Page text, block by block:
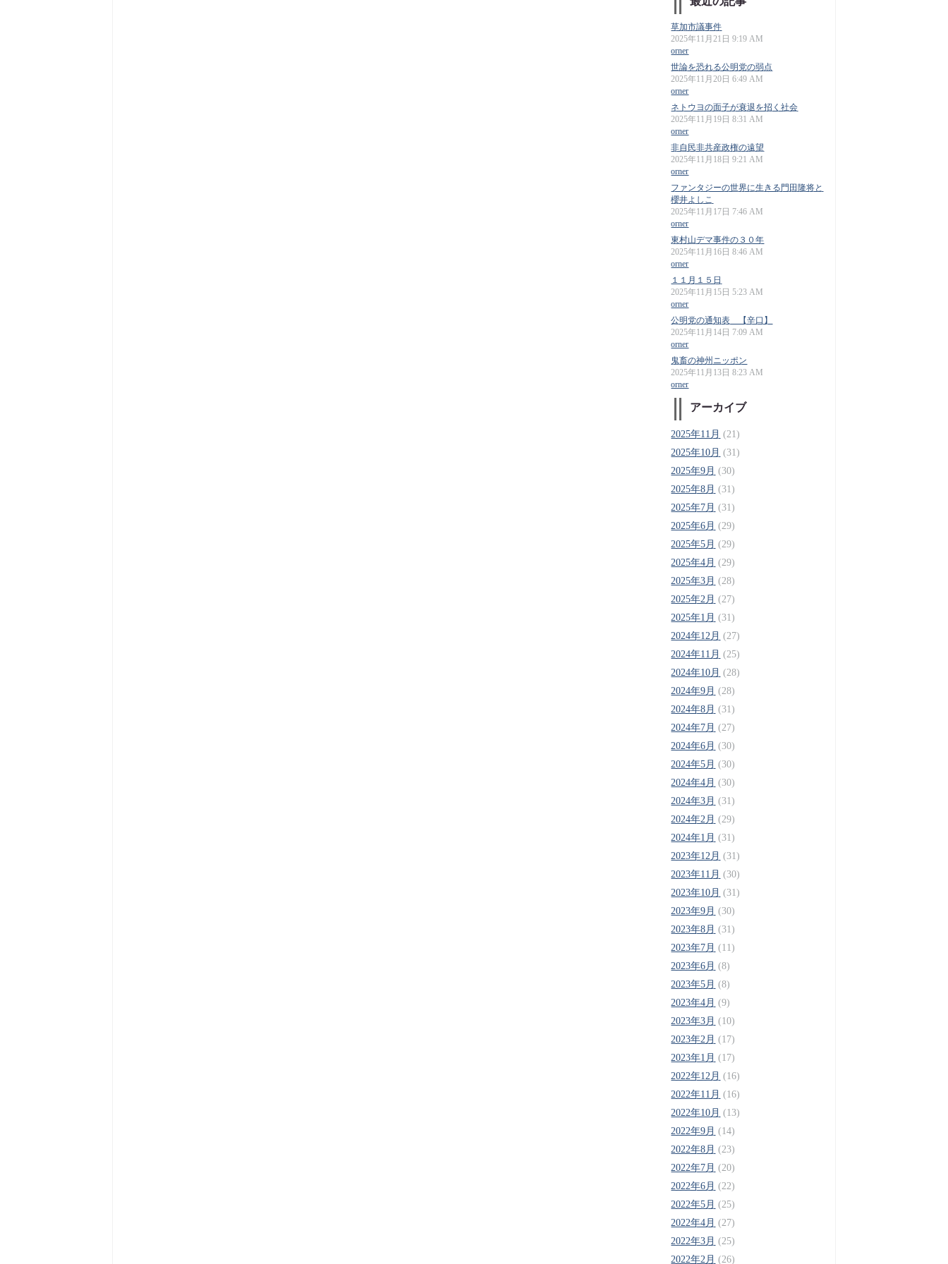
草加市議事件
2025年11月21日 9:19 AM
orner
世論を恐れる公明党の弱点
2025年11月20日 6:49 AM
orner
ネトウヨの面子が衰退を招く社会
2025年11月19日 8:31 AM
orner
非自民非共産政権の遠望
2025年11月18日 9:21 AM
orner
ファンタジーの世界に生きる門田隆将と
櫻井よしこ
2025年11月17日 7:46 AM
orner
東村山デマ事件の３０年
2025年11月16日 8:46 AM
orner
１１月１５日
2025年11月15日 5:23 AM
orner
公明党の通知表 【辛口】
2025年11月14日 7:09 AM
orner
鬼畜の神州ニッポン
2025年11月13日 8:23 AM
orner
アーカイブ
2025年11月 (21)
2025年10月 (31)
2025年9月 (30)
2025年8月 (31)
2025年7月 (31)
2025年6月 (29)
2025年5月 (29)
2025年4月 (29)
2025年3月 (28)
2025年2月 (27)
2025年1月 (31)
2024年12月 (27)
2024年11月 (25)
2024年10月 (28)
2024年9月 (28)
2024年8月 (31)
2024年7月 (27)
2024年6月 (30)
2024年5月 (30)
2024年4月 (30)
2024年3月 (31)
2024年2月 (29)
2024年1月 (31)
2023年12月 (31)
2023年11月 (30)
2023年10月 (31)
2023年9月 (30)
2023年8月 (31)
2023年7月 (11)
2023年6月 (8)
2023年5月 (8)
2023年4月 (9)
2023年3月 (10)
2023年2月 (17)
2023年1月 (17)
2022年12月 (16)
2022年11月 (16)
2022年10月 (13)
2022年9月 (14)
2022年8月 (23)
2022年7月 (20)
2022年6月 (22)
2022年5月 (25)
2022年4月 (27)
2022年3月 (25)
2022年2月 (26)